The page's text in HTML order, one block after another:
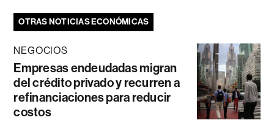
OTRAS NOTICIAS ECONÓMICAS
NEGOCIOS
Empresas endeudadas migran
del crédito privado y recurren a
refinanciaciones para reducir
costos